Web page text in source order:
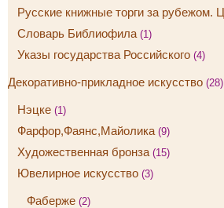
Русские книжные торги за рубежом.
Словарь Библиофила (1)
Указы государства Российского (4)
Декоративно-прикладное искусство (28)
Нэцке (1)
Фарфор,Фаянс,Майолика (9)
Художественная бронза (15)
Ювелирное искусство (3)
Фаберже (2)